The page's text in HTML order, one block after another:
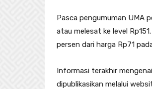
Pasca pengumuman UMA
atau melesat ke level
persen dari harga Rp71
Informasi terakhir
dipublikasikan melalui